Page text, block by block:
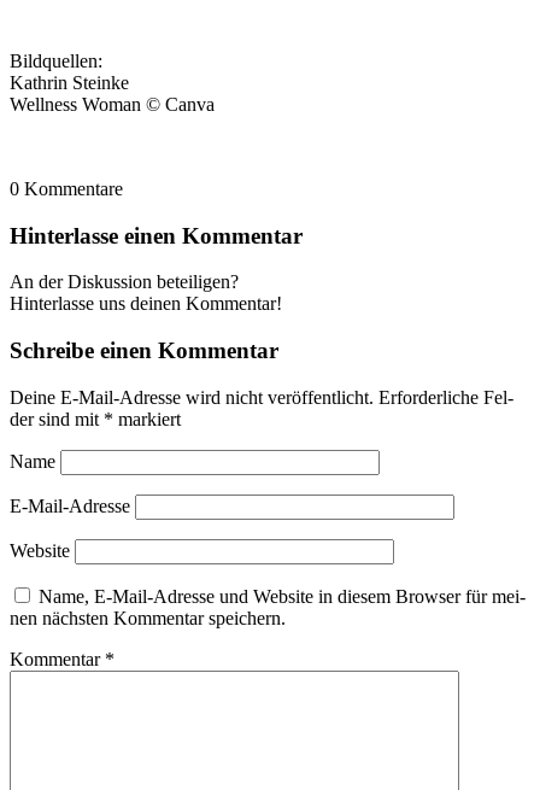
Bild­quel­len:
Kath­rin Stein­ke
Well­ness Woman © Can­va
0 Kom­men­ta­re
Hin­ter­las­se einen Kom­men­tar
An der Dis­kus­si­on betei­li­gen?
Hin­ter­las­se uns dei­nen Kom­men­tar!
Schrei­be einen Kom­men­tar
Dei­ne E‑Mail-Adres­se wird nicht ver­öf­fent­licht. Erfor­der­li­che Fel­
der sind mit * mar­kiert
Name
E‑Mail-Adres­se
Web­site
Name, E‑Mail-Adres­se und Web­site in die­sem Brow­ser für mei­
nen nächs­ten Kom­men­tar spei­chern.
Kom­men­tar *